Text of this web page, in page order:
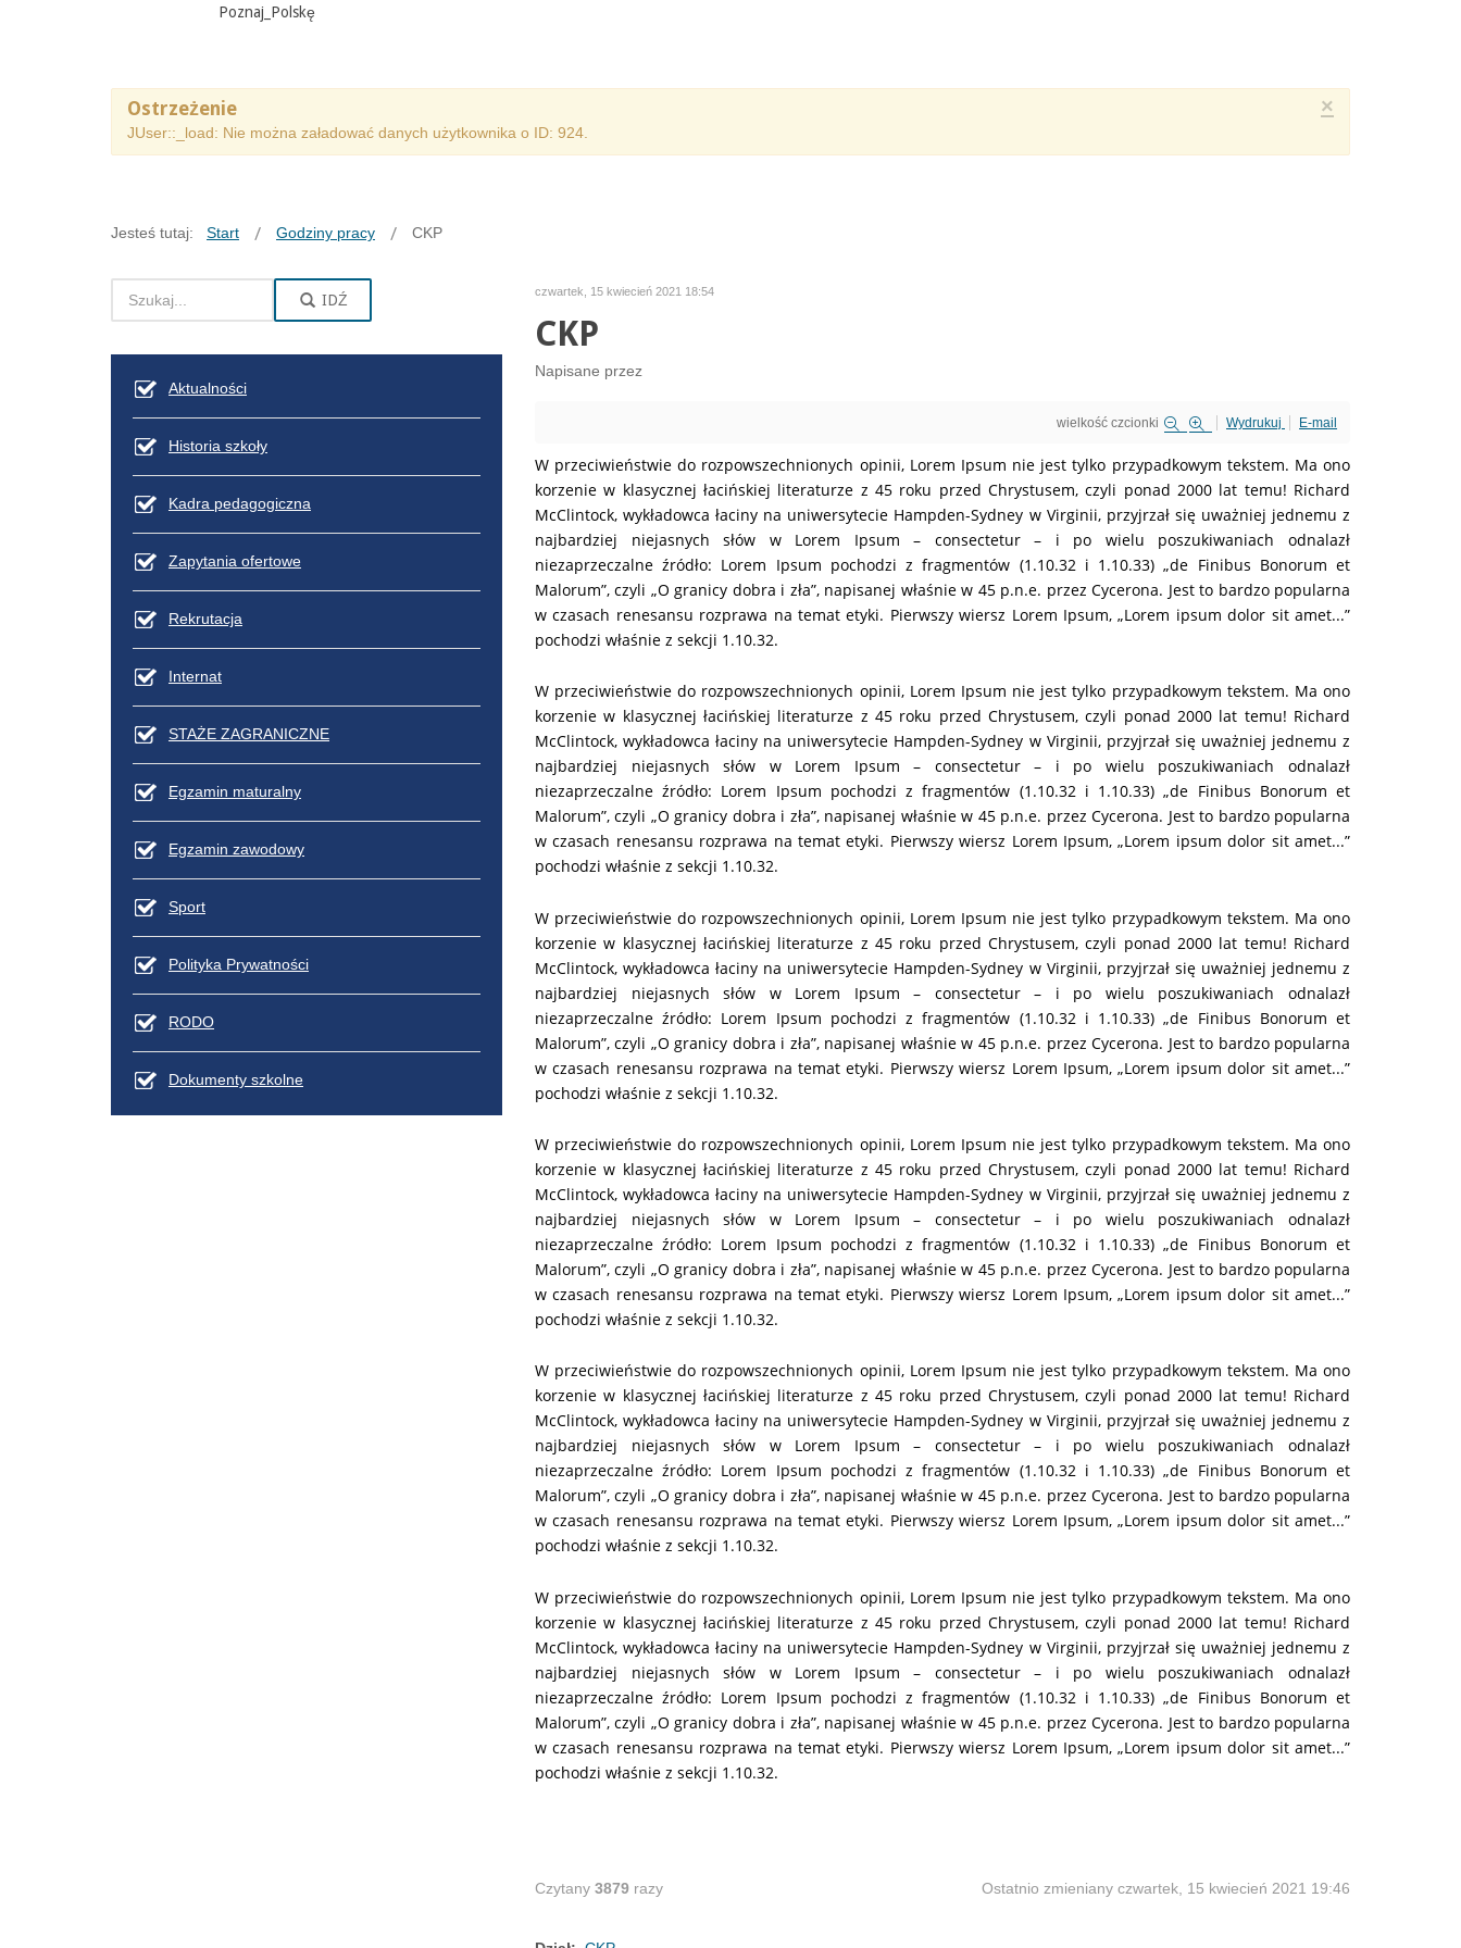
Culture
Lorem ipsum dolor sit amet,
consectetur adipiscing elit.
Poznaj_Polskę
×
Ostrzeżenie
JUser::_load: Nie można załadować danych użytkownika o ID: 924.
Jesteś tutaj: Start Godziny pracy CKP
czwartek, 15 kwiecień 2021 18:54
CKP
Napisane przez
wielkość czcionki Wydrukuj E-mail
W przeciwieństwie do rozpowszechnionych opinii, Lorem Ipsum nie jest tylko przypadkowym tekstem. Ma ono
korzenie w klasycznej łacińskiej literaturze z 45 roku przed Chrystusem, czyli ponad 2000 lat temu! Richard
McClintock, wykładowca łaciny na uniwersytecie Hampden-Sydney w Virginii, przyjrzał się uważniej jednemu z
najbardziej niejasnych słów w Lorem Ipsum – consectetur – i po wielu poszukiwaniach odnalazł
niezaprzeczalne źródło: Lorem Ipsum pochodzi z fragmentów (1.10.32 i 1.10.33) „de Finibus Bonorum et
Malorum”, czyli „O granicy dobra i zła”, napisanej właśnie w 45 p.n.e. przez Cycerona. Jest to bardzo popularna
w czasach renesansu rozprawa na temat etyki. Pierwszy wiersz Lorem Ipsum, „Lorem ipsum dolor sit amet...”
pochodzi właśnie z sekcji 1.10.32.
W przeciwieństwie do rozpowszechnionych opinii, Lorem Ipsum nie jest tylko przypadkowym tekstem. Ma ono
korzenie w klasycznej łacińskiej literaturze z 45 roku przed Chrystusem, czyli ponad 2000 lat temu! Richard
McClintock, wykładowca łaciny na uniwersytecie Hampden-Sydney w Virginii, przyjrzał się uważniej jednemu z
najbardziej niejasnych słów w Lorem Ipsum – consectetur – i po wielu poszukiwaniach odnalazł
niezaprzeczalne źródło: Lorem Ipsum pochodzi z fragmentów (1.10.32 i 1.10.33) „de Finibus Bonorum et
Malorum”, czyli „O granicy dobra i zła”, napisanej właśnie w 45 p.n.e. przez Cycerona. Jest to bardzo popularna
w czasach renesansu rozprawa na temat etyki. Pierwszy wiersz Lorem Ipsum, „Lorem ipsum dolor sit amet...”
pochodzi właśnie z sekcji 1.10.32.
W przeciwieństwie do rozpowszechnionych opinii, Lorem Ipsum nie jest tylko przypadkowym tekstem. Ma ono
korzenie w klasycznej łacińskiej literaturze z 45 roku przed Chrystusem, czyli ponad 2000 lat temu! Richard
McClintock, wykładowca łaciny na uniwersytecie Hampden-Sydney w Virginii, przyjrzał się uważniej jednemu z
najbardziej niejasnych słów w Lorem Ipsum – consectetur – i po wielu poszukiwaniach odnalazł
niezaprzeczalne źródło: Lorem Ipsum pochodzi z fragmentów (1.10.32 i 1.10.33) „de Finibus Bonorum et
Malorum”, czyli „O granicy dobra i zła”, napisanej właśnie w 45 p.n.e. przez Cycerona. Jest to bardzo popularna
w czasach renesansu rozprawa na temat etyki. Pierwszy wiersz Lorem Ipsum, „Lorem ipsum dolor sit amet...”
pochodzi właśnie z sekcji 1.10.32.
W przeciwieństwie do rozpowszechnionych opinii, Lorem Ipsum nie jest tylko przypadkowym tekstem. Ma ono
korzenie w klasycznej łacińskiej literaturze z 45 roku przed Chrystusem, czyli ponad 2000 lat temu! Richard
McClintock, wykładowca łaciny na uniwersytecie Hampden-Sydney w Virginii, przyjrzał się uważniej jednemu z
najbardziej niejasnych słów w Lorem Ipsum – consectetur – i po wielu poszukiwaniach odnalazł
niezaprzeczalne źródło: Lorem Ipsum pochodzi z fragmentów (1.10.32 i 1.10.33) „de Finibus Bonorum et
Malorum”, czyli „O granicy dobra i zła”, napisanej właśnie w 45 p.n.e. przez Cycerona. Jest to bardzo popularna
w czasach renesansu rozprawa na temat etyki. Pierwszy wiersz Lorem Ipsum, „Lorem ipsum dolor sit amet...”
pochodzi właśnie z sekcji 1.10.32.
W przeciwieństwie do rozpowszechnionych opinii, Lorem Ipsum nie jest tylko przypadkowym tekstem. Ma ono
korzenie w klasycznej łacińskiej literaturze z 45 roku przed Chrystusem, czyli ponad 2000 lat temu! Richard
McClintock, wykładowca łaciny na uniwersytecie Hampden-Sydney w Virginii, przyjrzał się uważniej jednemu z
najbardziej niejasnych słów w Lorem Ipsum – consectetur – i po wielu poszukiwaniach odnalazł
niezaprzeczalne źródło: Lorem Ipsum pochodzi z fragmentów (1.10.32 i 1.10.33) „de Finibus Bonorum et
Malorum”, czyli „O granicy dobra i zła”, napisanej właśnie w 45 p.n.e. przez Cycerona. Jest to bardzo popularna
w czasach renesansu rozprawa na temat etyki. Pierwszy wiersz Lorem Ipsum, „Lorem ipsum dolor sit amet...”
pochodzi właśnie z sekcji 1.10.32.
W przeciwieństwie do rozpowszechnionych opinii, Lorem Ipsum nie jest tylko przypadkowym tekstem. Ma ono
korzenie w klasycznej łacińskiej literaturze z 45 roku przed Chrystusem, czyli ponad 2000 lat temu! Richard
McClintock, wykładowca łaciny na uniwersytecie Hampden-Sydney w Virginii, przyjrzał się uważniej jednemu z
najbardziej niejasnych słów w Lorem Ipsum – consectetur – i po wielu poszukiwaniach odnalazł
niezaprzeczalne źródło: Lorem Ipsum pochodzi z fragmentów (1.10.32 i 1.10.33) „de Finibus Bonorum et
Malorum”, czyli „O granicy dobra i zła”, napisanej właśnie w 45 p.n.e. przez Cycerona. Jest to bardzo popularna
w czasach renesansu rozprawa na temat etyki. Pierwszy wiersz Lorem Ipsum, „Lorem ipsum dolor sit amet...”
pochodzi właśnie z sekcji 1.10.32.
Czytany 3879 razy Ostatnio zmieniany czwartek, 15 kwiecień 2021 19:46
IDŹ
Aktualności
Historia szkoły
Kadra pedagogiczna
Zapytania ofertowe
Rekrutacja
Internat
STAŻE ZAGRANICZNE
Egzamin maturalny
Egzamin zawodowy
Sport
Polityka Prywatności
RODO
Dokumenty szkolne